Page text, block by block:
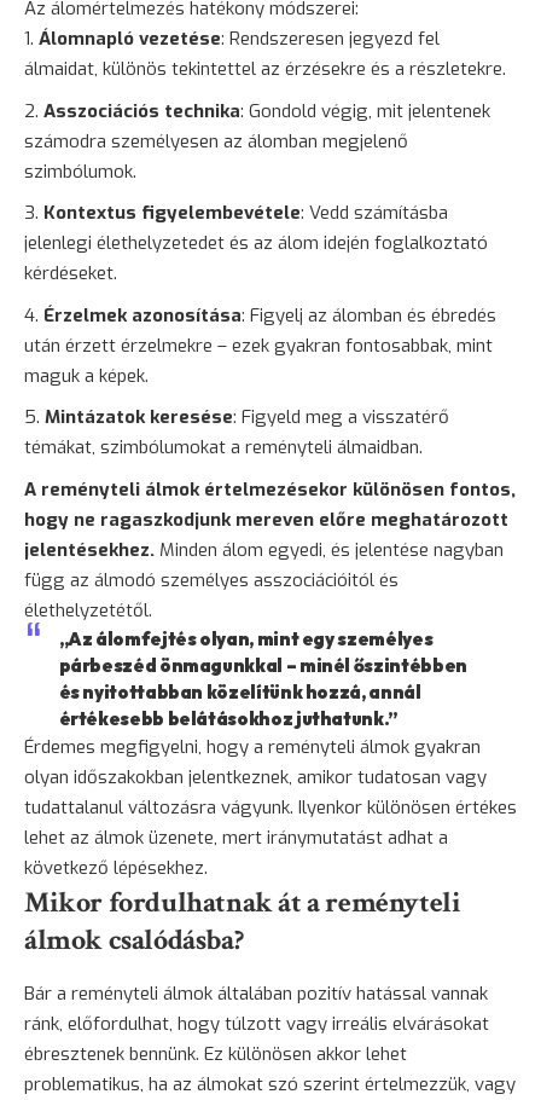
Az álomértelmezés hatékony módszerei:
Álomnapló vezetése: Rendszeresen jegyezd fel
álmaidat, különös tekintettel az érzésekre és a részletekre.
Asszociációs technika: Gondold végig, mit jelentenek
számodra személyesen az álomban megjelenő
szimbólumok.
Kontextus figyelembevétele: Vedd számításba
jelenlegi élethelyzetedet és az álom idején foglalkoztató
kérdéseket.
Érzelmek azonosítása: Figyelj az álomban és ébredés
után érzett érzelmekre – ezek gyakran fontosabbak, mint
maguk a képek.
Mintázatok keresése: Figyeld meg a visszatérő
témákat, szimbólumokat a reményteli álmaidban.
A reményteli álmok értelmezésekor különösen fontos,
hogy ne ragaszkodjunk mereven előre meghatározott
jelentésekhez. Minden álom egyedi, és jelentése nagyban
függ az álmodó személyes asszociációitól és
élethelyzetétől.
„Az álomfejtés olyan, mint egy személyes
párbeszéd önmagunkkal – minél őszintébben
és nyitottabban közelítünk hozzá, annál
értékesebb belátásokhoz juthatunk.”
Érdemes megfigyelni, hogy a reményteli álmok gyakran
olyan időszakokban jelentkeznek, amikor tudatosan vagy
tudattalanul változásra vágyunk. Ilyenkor különösen értékes
lehet az álmok üzenete, mert iránymutatást adhat a
következő lépésekhez.
Mikor fordulhatnak át a reményteli
álmok csalódásba?
Bár a reményteli álmok általában pozitív hatással vannak
ránk, előfordulhat, hogy túlzott vagy irreális elvárásokat
ébresztenek bennünk. Ez különösen akkor lehet
problematikus, ha az álmokat szó szerint értelmezzük, vagy